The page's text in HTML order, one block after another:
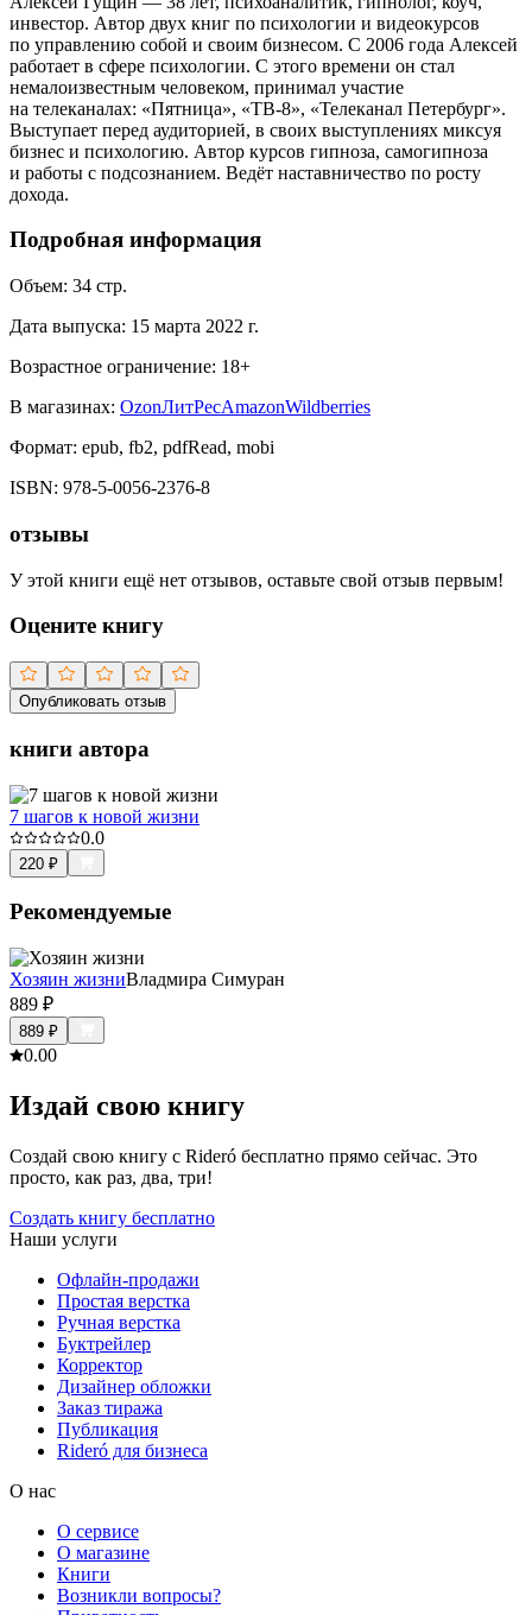
инвестор. Автор двух книг по психологии и видеокурсов
по управлению собой и своим бизнесом. С 2006 года Алексей
работает в сфере психологии. С этого времени он стал
немалоизвестным человеком, принимал участие
на телеканалах: «Пятница», «ТВ-8», «Телеканал Петербург».
Выступает перед аудиторией, в своих выступлениях миксуя
бизнес и психологию. Автор курсов гипноза, самогипноза
и работы с подсознанием. Ведёт наставничество по росту
дохода.
Подробная информация
Объем: 34 стр.
Дата выпуска: 15 марта 2022 г.
Возрастное ограничение: 18+
В магазинах: OzonЛитРесAmazonWildberries
Формат: epub, fb2, pdfRead, mobi
ISBN: 978-5-0056-2376-8
отзывы
У этой книги ещё нет отзывов, оставьте свой отзыв первым!
Оцените книгу
Опубликовать отзыв
книги автора
7 шагов к новой жизни
0.0
220 ₽
Рекомендуемые
Хозяин жизниВладмира Симуран
889 ₽
889 ₽
0.00
Издай свою книгу
Создай свою книгу с Rideró бесплатно прямо сейчас. Это
просто, как раз, два, три!
Создать книгу бесплатно
Наши услуги
Офлайн-продажи
Простая верстка
Ручная верстка
Буктрейлер
Корректор
Дизайнер обложки
Заказ тиража
Публикация
Rideró для бизнеса
О нас
О сервисе
О магазине
Книги
Возникли вопросы?